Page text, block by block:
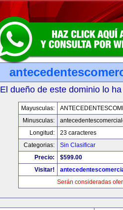
El dueño de este dominio lo
Mayusculas:
Minusculas:
Longitud:
23 caracteres
Categorias:
Sin Clasificar
Precio:
$599.00
Visitar!
Serán consideradas